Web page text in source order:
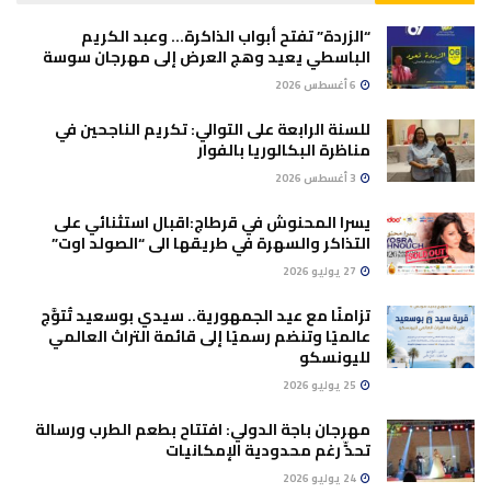
“الزردة” تفتح أبواب الذاكرة… وعبد الكريم
الباسطي يعيد وهج العرض إلى مهرجان سوسة
للسنة الرابعة على التوالي: تكريم الناجحين في
مناظرة البكالوريا بالفوار
يسرا المحنوش في قرطاج:اقبال استثنائي على
التذاكر والسهرة في طريقها الى “الصولد اوت”
تزامنًا مع عيد الجمهورية.. سيدي بوسعيد تُتوَّج
عالميًا وتنضم رسميًا إلى قائمة التراث العالمي
لليونسكو
مهرجان باجة الدولي: افتتاح بطعم الطرب ورسالة
تحدٍّ رغم محدودية الإمكانيات